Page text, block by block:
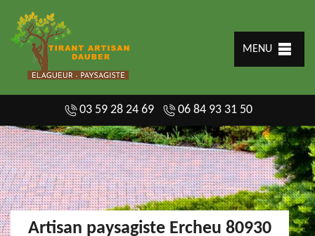
MENU
03 59 28 24 69 06 84 93 31 50
Artisan paysagiste Ercheu 80930